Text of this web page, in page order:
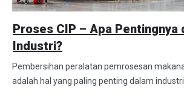
Proses CIP – Apa Pentingnya
Industri?
Pembersihan peralatan pemrosesan
adalah hal yang paling penting dalam